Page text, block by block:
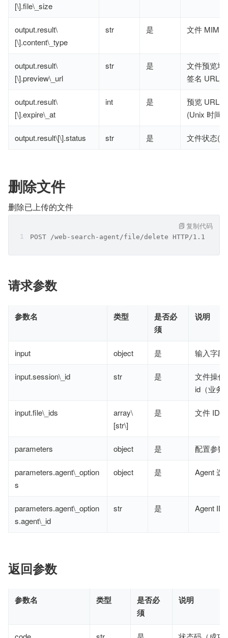
[\].file\_size
output.result\
[\].content\_type
str 是 文件 MIME
output.result\
[\].preview\_url
str 是
文件预览地
签名 URL)
output.result\
[\].expire\_at
int 是
预览 URL
(Unix 时间
output.result\[\].status str 是 文件状态(
删除文件
删除已上传的文件
POST /web-search-agent/file/delete HTTP/1.1
复制代码
请求参数
参数名 类型
是否必
须
说明
input object 是 输入字段
input.session\_id str 是
文件操作
id（业务
input.file\_ids
array\
[str\]
是 文件 ID
parameters object 是 配置参数
parameters.agent\_option
s
object 是 Agent 选
parameters.agent\_option
s.agent\_id
str 是 Agent ID
返回参数
参数名 类型
是否必
须
说明